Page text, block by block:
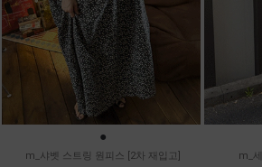
●
m_샤벳 스트링 원피스 [2차 재입고]
m_